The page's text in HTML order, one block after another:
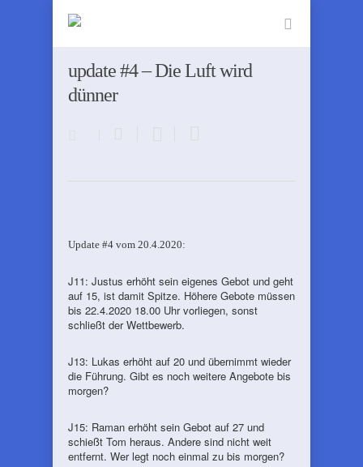
update #4 – Die Luft wird
dünner
Update #4 vom 20.4.2020:
J11: Justus erhöht sein eigenes Gebot und geht
auf 15, ist damit Spitze. Höhere Gebote müssen
bis 22.4.2020 18.00 Uhr vorliegen, sonst
schließt der Wettbewerb.
J13: Lukas erhöht auf 20 und übernimmt wieder
die Führung. Gibt es noch weitere Angebote bis
morgen?
J15: Raman erhöht sein Gebot auf 27 und
schießt Tom heraus. Andere sind nicht weit
entfernt. Wer legt noch einmal zu bis morgen?